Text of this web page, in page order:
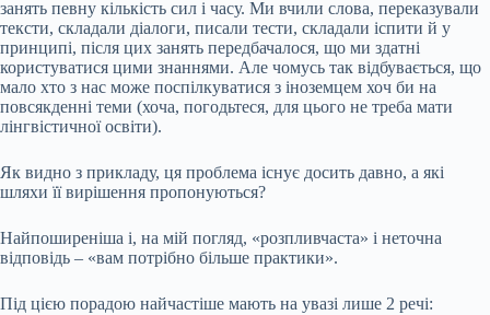
занять певну кількість сил і часу. Ми вчили слова, переказували
тексти, складали діалоги, писали тести, складали іспити й у
принципі, після цих занять передбачалося, що ми здатні
користуватися цими знаннями. Але чомусь так відбувається, що
мало хто з нас може поспілкуватися з іноземцем хоч би на
повсякденні теми (хоча, погодьтеся, для цього не треба мати
лінгвістичної освіти).
Як видно з прикладу, ця проблема існує досить давно, а які
шляхи її вирішення пропонуються?
Найпоширеніша і, на мій погляд, «розпливчаста» і неточна
відповідь – «вам потрібно більше практики».
Під цією порадою найчастіше мають на увазі лише 2 речі: